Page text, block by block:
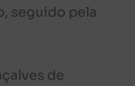
seguido pela
de